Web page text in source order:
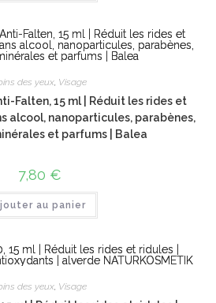
des yeux, Visage
Falten, 15 ml | Réduit les rides et
alcool, nanoparticules, parabènes,
et parfums | Balea
7,80 €
au panier
des yeux, Visage